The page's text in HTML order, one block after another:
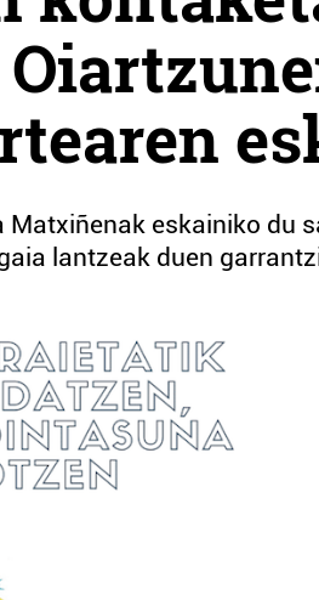
Matxiñenak eskainiko du
lantzeak duen